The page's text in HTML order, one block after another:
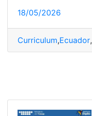
18/05/2026
Curriculum,Ecuador,